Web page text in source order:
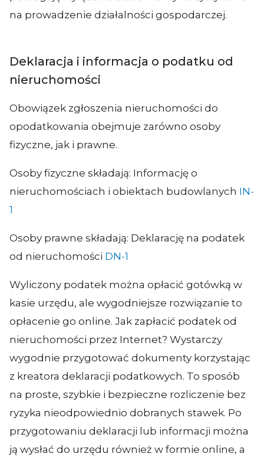
na prowadzenie działalności gospodarczej.
Deklaracja i informacja o podatku od
nieruchomości
Obowiązek zgłoszenia nieruchomości do
opodatkowania obejmuje zarówno osoby
fizyczne, jak i prawne.
Osoby fizyczne składają: Informację o
nieruchomościach i obiektach budowlanych IN-
1
Osoby prawne składają: Deklarację na podatek
od nieruchomości DN-1
Wyliczony podatek można opłacić gotówką w
kasie urzędu, ale wygodniejsze rozwiązanie to
opłacenie go online. Jak zapłacić podatek od
nieruchomości przez Internet? Wystarczy
wygodnie przygotować dokumenty korzystając
z kreatora deklaracji podatkowych. To sposób
na proste, szybkie i bezpieczne rozliczenie bez
ryzyka nieodpowiednio dobranych stawek. Po
przygotowaniu deklaracji lub informacji można
ją wysłać do urzędu również w formie online, a